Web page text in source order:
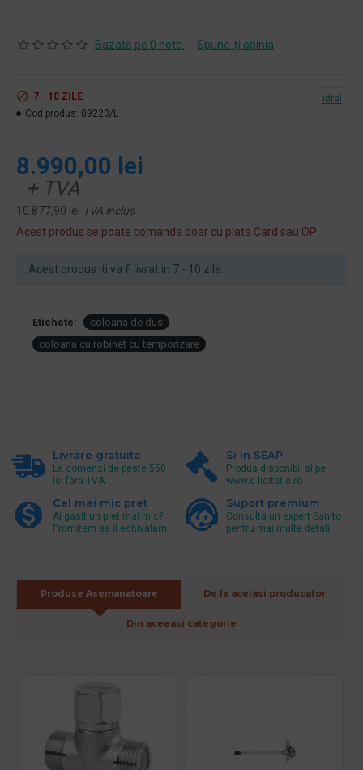
Acest produs iti va fi livrat in 7 - 10 zile.
Bazată pe 0 note. - Spune-ţi opinia
8.990,00 lei
+ TVA
10.877,90 lei TVA inclus
Acest produs se poate comanda doar cu plata Card sau OP
7 - 10 ZILE
Cod produs: 09220/L
Idral
Etichete:
coloana de dus
coloana cu robinet cu temporizare
Livrare gratuita
La comenzi de peste 550
lei fara TVA.
Si in SEAP
Produs disponibil si pe
www.e-licitatie.ro
Cel mai mic pret
Ai gasit un pret mai mic?
Promitem sa il echivalam.
Suport premium
Consulta un expert Sanito
pentru mai multe detalii
Produse Asemanatoare De la acelasi producator
Din aceeasi categorie